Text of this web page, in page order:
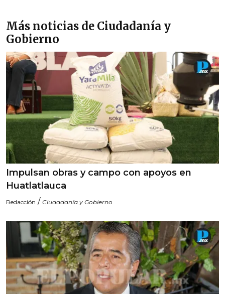
Más noticias de Ciudadanía y
Gobierno
Impulsan obras y campo con apoyos en
Huatlatlauca
Redacción / Ciudadanía y Gobierno